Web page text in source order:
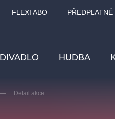
FLEXI ABO PŘEDPLATNÉ
DIVADLO HUDBA
Detail akce